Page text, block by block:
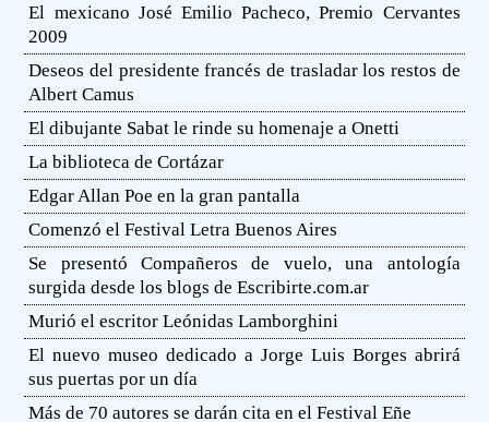
El mexicano José Emilio Pacheco, Premio Cervantes
2009
Deseos del presidente francés de trasladar los restos de
Albert Camus
El dibujante Sabat le rinde su homenaje a Onetti
La biblioteca de Cortázar
Edgar Allan Poe en la gran pantalla
Comenzó el Festival Letra Buenos Aires
Se presentó Compañeros de vuelo, una antología
surgida desde los blogs de Escribirte.com.ar
Murió el escritor Leónidas Lamborghini
El nuevo museo dedicado a Jorge Luis Borges abrirá
sus puertas por un día
Más de 70 autores se darán cita en el Festival Eñe